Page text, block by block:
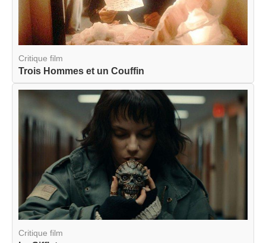
Critique film
Trois Hommes et un Couffin
Critique film